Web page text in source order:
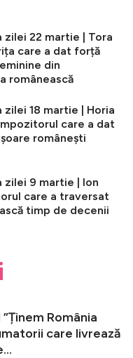
zilei 22 martie | Tora
care a dat forță
din
românească
18 martie | Horia
care a dat
românești
zilei 9 martie | Ion
care a traversat
timp de decenii
România
care livrează